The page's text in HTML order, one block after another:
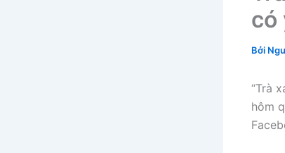
có
Bởi
“Trà
hôm